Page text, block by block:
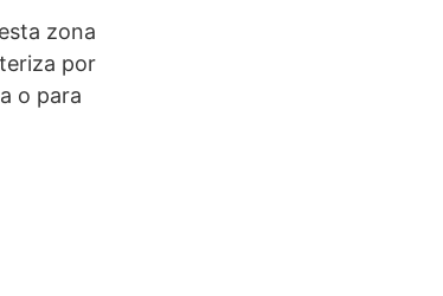
zona
por
o para